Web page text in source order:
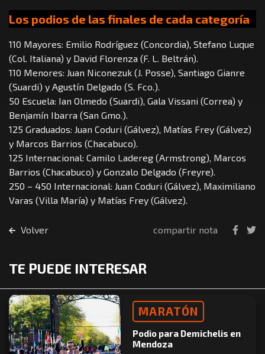
Los podios de las finales de cada categoría
110 Mayores: Emilio Rodríguez (Concordia), Stefano Luque
(Col. Italiana) y David Florenza (F. L. Beltrán).
110 Menores: Juan Niconezuk (J. Posse), Santiago Gianre
(Suardi) y Agustín Delgado (S. Fco.).
50 Escuela: Ian Olmedo (Suardi), Gala Vissani (Correa) y
Benjamín Ibarra (San Gmo.).
125 Graduados: Juan Coduri (Gálvez), Matías Frey (Gálvez)
y Marcos Barrios (Chacabuco).
125 Internacional: Camilo Ladereg (Armstrong), Marcos
Barrios (Chacabuco) y Gonzalo Delgado (Freyre).
250 – 450 Internacional: Juan Coduri (Gálvez), Maximiliano
Varas (Villa María) y Matías Frey (Gálvez).
Volver compartir nota
TE PUEDE INTERESAR
MARATÓN
Podio para Demichelis en
Mendoza